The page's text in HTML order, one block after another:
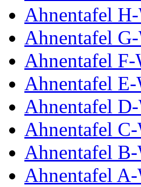
Ahnentafel
Ahnentafel
Ahnentafel
Ahnentafel
Ahnentafel
Ahnentafel
Ahnentafel
Ahnentafel